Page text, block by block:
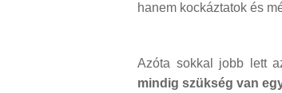
hanem kockáztatok és
Azóta sokkal jobb lett
mindig szükség van